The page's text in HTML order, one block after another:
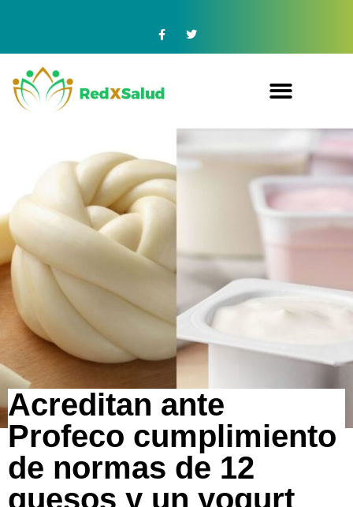
Acreditan ante
Profeco cumplimiento
de normas de 12
quesos y un yogurt